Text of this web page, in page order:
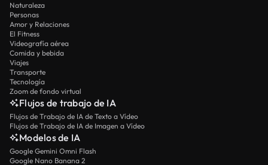
Naturaleza
Personas
Amor y Relaciones
El Fitness
Videografía aérea
Comida y bebida
Viajes
Transporte
Tecnología
Zoom de fondo virtual
Flujos de trabajo de IA
Flujos de Trabajo de IA de Texto a Vídeo
Flujos de Trabajo de IA de Imagen a Vídeo
Modelos de IA
Google Gemini Omni Flash
Google Nano Banana 2